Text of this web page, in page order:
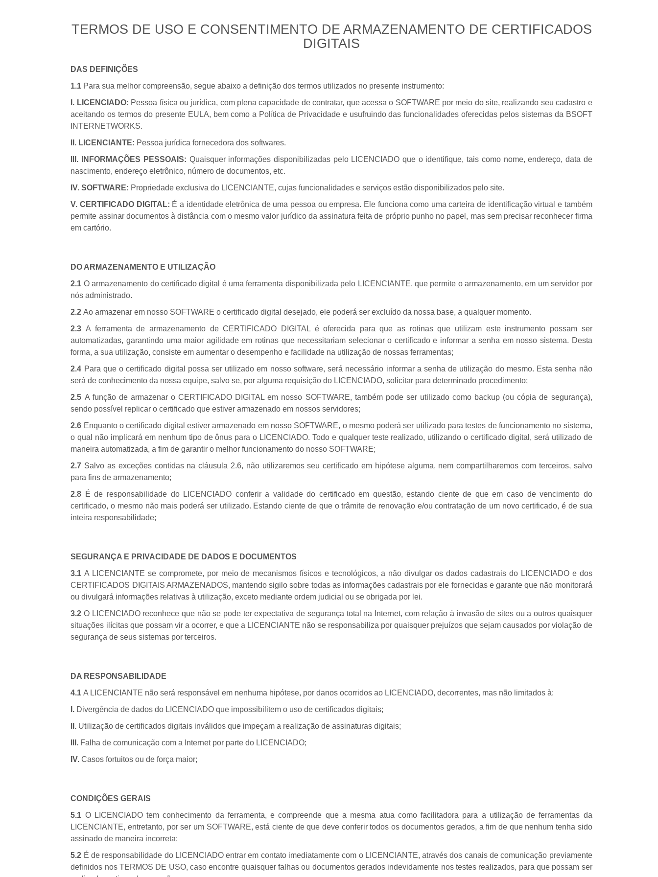
TERMOS DE USO E CONSENTIMENTO DE ARMAZENAMENTO DE CERTIFICADOS
DIGITAIS
DAS DEFINIÇÕES
1.1 Para sua melhor compreensão, segue abaixo a definição dos termos utilizados no presente instrumento:
I. LICENCIADO: Pessoa física ou jurídica, com plena capacidade de contratar, que acessa o SOFTWARE por meio do site, realizando seu cadastro e
aceitando os termos do presente EULA, bem como a Política de Privacidade e usufruindo das funcionalidades oferecidas pelos sistemas da BSOFT
INTERNETWORKS.
II. LICENCIANTE: Pessoa jurídica fornecedora dos softwares.
III. INFORMAÇÕES PESSOAIS: Quaisquer informações disponibilizadas pelo LICENCIADO que o identifique, tais como nome, endereço, data de
nascimento, endereço eletrônico, número de documentos, etc.
IV. SOFTWARE: Propriedade exclusiva do LICENCIANTE, cujas funcionalidades e serviços estão disponibilizados pelo site.
V. CERTIFICADO DIGITAL: É a identidade eletrônica de uma pessoa ou empresa. Ele funciona como uma carteira de identificação virtual e também
permite assinar documentos à distância com o mesmo valor jurídico da assinatura feita de próprio punho no papel, mas sem precisar reconhecer firma
em cartório.
DO ARMAZENAMENTO E UTILIZAÇÃO
2.1 O armazenamento do certificado digital é uma ferramenta disponibilizada pelo LICENCIANTE, que permite o armazenamento, em um servidor por
nós administrado.
2.2Ao armazenar em nosso SOFTWARE o certificado digital desejado, ele poderá ser excluído da nossa base, a qualquer momento.
2.3A ferramenta de armazenamento de CERTIFICADO DIGITAL é oferecida para que as rotinas que utilizam este instrumento possam ser
automatizadas, garantindo uma maior agilidade em rotinas que necessitariam selecionar o certificado e informar a senha em nosso sistema. Desta
forma, a sua utilização, consiste em aumentar o desempenho e facilidade na utilização de nossas ferramentas;
2.4 Para que o certificado digital possa ser utilizado em nosso software, será necessário informar a senha de utilização do mesmo. Esta senha não
será de conhecimento da nossa equipe, salvo se, por alguma requisição do LICENCIADO, solicitar para determinado procedimento;
2.5 A função de armazenar o CERTIFICADO DIGITAL em nosso SOFTWARE, também pode ser utilizado como backup (ou cópia de segurança),
sendo possível replicar o certificado que estiver armazenado em nossos servidores;
2.6 Enquanto o certificado digital estiver armazenado em nosso SOFTWARE, o mesmo poderá ser utilizado para testes de funcionamento no sistema,
o qual não implicará em nenhum tipo de ônus para o LICENCIADO. Todo e qualquer teste realizado, utilizando o certificado digital, será utilizado de
maneira automatizada, a fim de garantir o melhor funcionamento do nosso SOFTWARE;
2.7 Salvo as exceções contidas na cláusula 2.6, não utilizaremos seu certificado em hipótese alguma, nem compartilharemos com terceiros, salvo
para fins de armazenamento;
2.8 É de responsabilidade do LICENCIADO conferir a validade do certificado em questão, estando ciente de que em caso de vencimento do
certificado, o mesmo não mais poderá ser utilizado. Estando ciente de que o trâmite de renovação e/ou contratação de um novo certificado, é de sua
inteira responsabilidade;
SEGURANÇA E PRIVACIDADE DE DADOS E DOCUMENTOS
3.1A LICENCIANTE se compromete, por meio de mecanismos físicos e tecnológicos, a não divulgar os dados cadastrais do LICENCIADO e dos
CERTIFICADOS DIGITAIS ARMAZENADOS, mantendo sigilo sobre todas as informações cadastrais por ele fornecidas e garante que não monitorará
ou divulgará informações relativas à utilização, exceto mediante ordem judicial ou se obrigada por lei.
3.2O LICENCIADO reconhece que não se pode ter expectativa de segurança total na Internet, com relação à invasão de sites ou a outros quaisquer
situações ilícitas que possam vir a ocorrer, e que a LICENCIANTE não se responsabiliza por quaisquer prejuízos que sejam causados por violação de
segurança de seus sistemas por terceiros.
DA RESPONSABILIDADE
4.1A LICENCIANTE não será responsável em nenhuma hipótese, por danos ocorridos ao LICENCIADO, decorrentes, mas não limitados à:
I. Divergência de dados do LICENCIADO que impossibilitem o uso de certificados digitais;
II. Utilização de certificados digitais inválidos que impeçam a realização de assinaturas digitais;
III. Falha de comunicação com a Internet por parte do LICENCIADO;
IV.Casos fortuitos ou de força maior;
CONDIÇÕES GERAIS
5.1 O LICENCIADO tem conhecimento da ferramenta, e compreende que a mesma atua como facilitadora para a utilização de ferramentas da
LICENCIANTE, entretanto, por ser um SOFTWARE, está ciente de que deve conferir todos os documentos gerados, a fim de que nenhum tenha sido
assinado de maneira incorreta;
5.2 É de responsabilidade do LICENCIADO entrar em contato imediatamente com o LICENCIANTE, através dos canais de comunicação previamente
definidos nos TERMOS DE USO, caso encontre quaisquer falhas ou documentos gerados indevidamente nos testes realizados, para que possam ser